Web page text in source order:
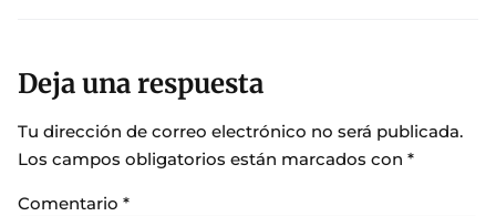
Deja una respuesta
Tu dirección de correo electrónico no será publicada.
Los campos obligatorios están marcados con *
Comentario *